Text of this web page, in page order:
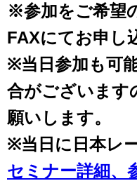
※参加をご希望
FAXにてお申し
※当日参加も可
合がございます
願いします。
※当日に日本レ
セミナー詳細、